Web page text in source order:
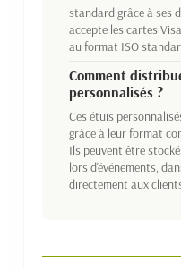
standard grâce à ses
accepte les cartes
au format ISO
Comment
personnalisés ?
Ces étuis
grâce à leur format
Ils peuvent être
lors d'événements,
directement aux